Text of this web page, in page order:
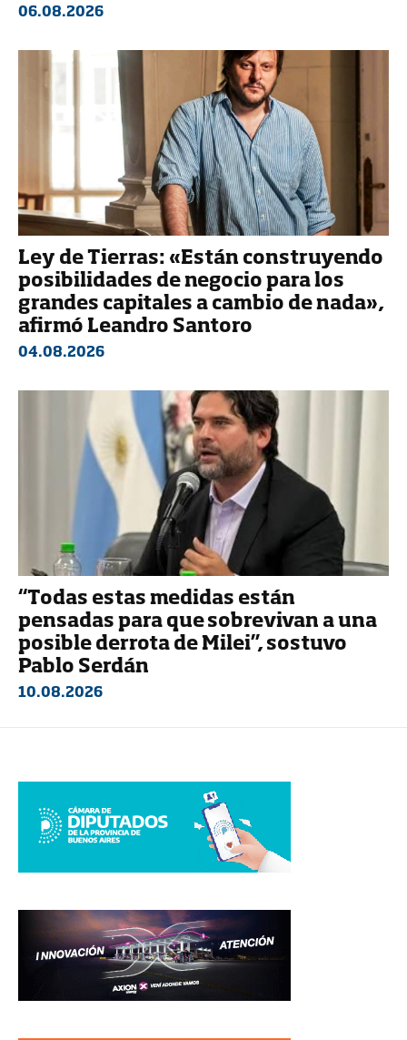
06.08.2026
Ley de Tierras: «Están construyendo
posibilidades de negocio para los
grandes capitales a cambio de nada»,
afirmó Leandro Santoro
04.08.2026
“Todas estas medidas están
pensadas para que sobrevivan a una
posible derrota de Milei”, sostuvo
Pablo Serdán
10.08.2026